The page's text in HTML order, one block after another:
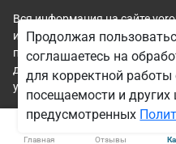
Вся информация на сайте
исключительно
при каких условиях не
дополнительную
указанным на сайте.
Главная Отзывы
Продолжая
соглашаетесь на
для корректной работы
посещаемости и других
предусмотренных